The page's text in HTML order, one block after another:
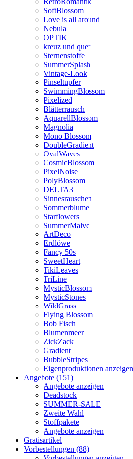
RetroRomantik
SoftBlossom
Love is all around
Nebula
OPTIK
kreuz und quer
Sternenstoffe
SummerSplash
Vintage-Look
Pinseltupfer
SwimmingBlossom
Pixelized
Blätterrausch
AquarellBlossom
Magnolia
Mono Blossom
DoubleGradient
OvalWaves
CosmicBlossom
PixelNoise
PolyBlossom
DELTA3
Sinnesrauschen
Sommerblume
Starflowers
SummerMalve
ArtDeco
Erdlöwe
Fancy 50s
SweetHeart
TikiLeaves
TriLine
MysticBlossom
MysticStones
WildGrass
Flying Blossom
Bob Fisch
Blumenmeer
ZickZack
Gradient
BubbleStripes
Eigenproduktionen anzeigen
Angebote (151)
Angebote anzeigen
Deadstock
SUMMER-SALE
Zweite Wahl
Stoffpakete
Angebote anzeigen
Gratisartikel
Vorbestellungen (88)